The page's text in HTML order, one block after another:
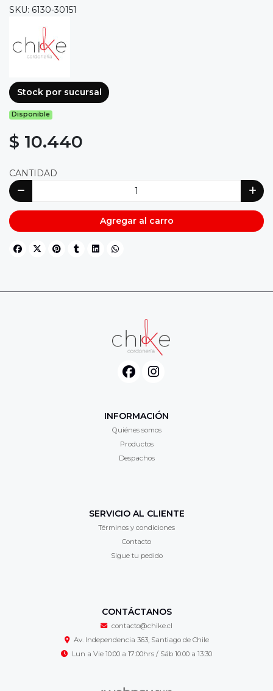
SKU: 6130-30151
Stock por sucursal
Disponible
$ 10.440
CANTIDAD
Agregar al carro
INFORMACIÓN
Quiénes somos
Productos
Despachos
SERVICIO AL CLIENTE
Términos y condiciones
Contacto
Sigue tu pedido
CONTÁCTANOS
contacto@chike.cl
Av. Independencia 363, Santiago de Chile
Lun a Vie 10:00 a 17:00hrs / Sáb 10:00 a 13:30